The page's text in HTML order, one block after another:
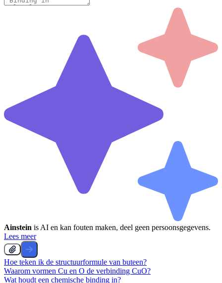
Ainstein is AI en kan fouten maken, deel geen persoonsgegevens.
Lees meer
Hoe teken ik de structuurformule van buteen?
Waarom vormen Cu en O de verbinding CuO?
Wat houdt een chemische binding in?